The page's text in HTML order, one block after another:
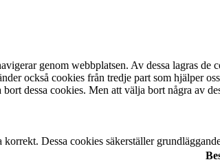
genom webbplatsen. Av dessa lagras
också cookies från tredje part som hjälper
dessa cookies. Men att välja bort några av
Dessa cookies säkerställer